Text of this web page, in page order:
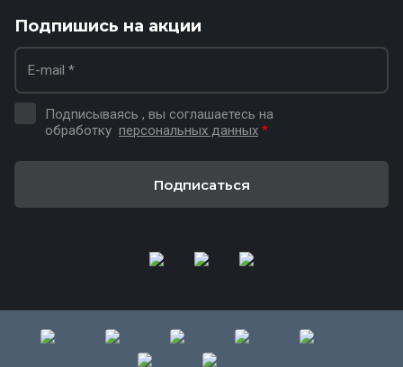
Подпишись на акции
Подписываясь , вы соглашаетесь на
обработку персональных данных *
Подписаться